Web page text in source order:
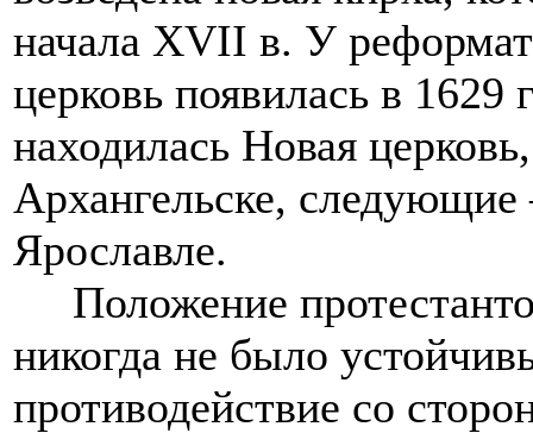
начала XVII в. У
церковь появилась в
находилась Новая
Архангельске,
Ярославле.
Положение
никогда не было
противодействие со